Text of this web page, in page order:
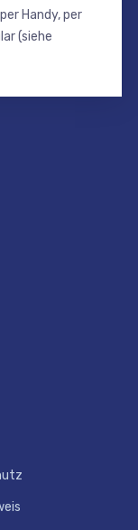
Handy, per
(siehe